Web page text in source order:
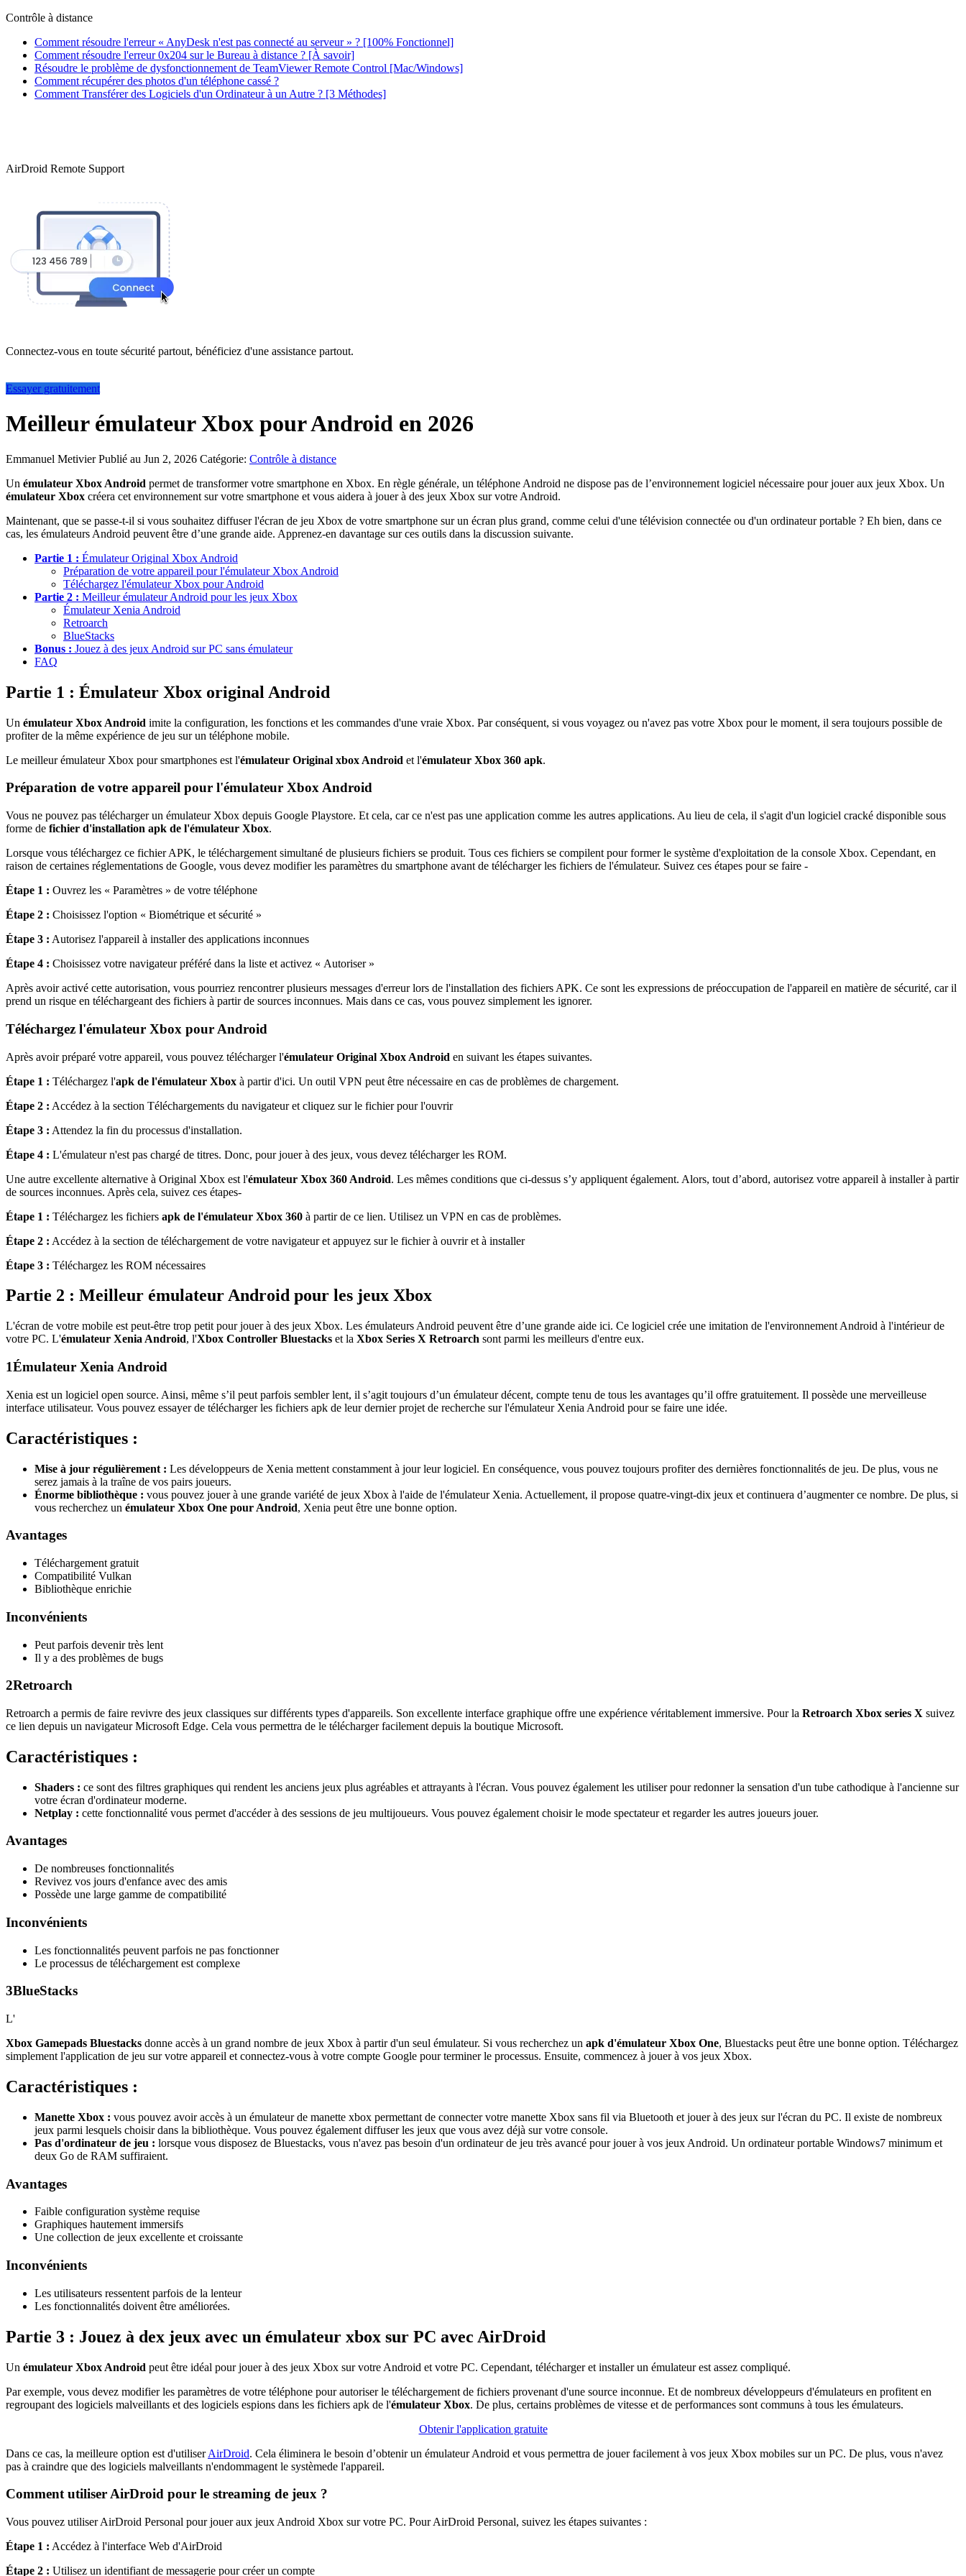
Contrôle à distance
Comment résoudre l'erreur « AnyDesk n'est pas connecté au serveur » ? [100% Fonctionnel]
Comment résoudre l'erreur 0x204 sur le Bureau à distance ? [À savoir]
Résoudre le problème de dysfonctionnement de TeamViewer Remote Control [Mac/Windows]
Comment récupérer des photos d'un téléphone cassé ?
Comment Transférer des Logiciels d'un Ordinateur à un Autre ? [3 Méthodes]
AirDroid Remote Support
Connectez-vous en toute sécurité partout, bénéficiez d'une assistance partout.
Essayer gratuitement
Meilleur émulateur Xbox pour Android en 2026
Emmanuel MetivierPublié au Jun 2, 2026 Catégorie: Contrôle à distance
Un émulateur Xbox Android permet de transformer votre smartphone en Xbox. En règle générale, un téléphone Android ne dispose pas de l’environnement logiciel nécessaire pour jouer aux jeux Xbox. Un
émulateur Xbox créera cet environnement sur votre smartphone et vous aidera à jouer à des jeux Xbox sur votre Android.
Maintenant, que se passe-t-il si vous souhaitez diffuser l'écran de jeu Xbox de votre smartphone sur un écran plus grand, comme celui d'une télévision connectée ou d'un ordinateur portable ? Eh bien, dans ce
cas, les émulateurs Android peuvent être d’une grande aide. Apprenez-en davantage sur ces outils dans la discussion suivante.
Partie 1 : Émulateur Original Xbox Android
Préparation de votre appareil pour l'émulateur Xbox Android
Téléchargez l'émulateur Xbox pour Android
Partie 2 : Meilleur émulateur Android pour les jeux Xbox
Émulateur Xenia Android
Retroarch
BlueStacks
Bonus : Jouez à des jeux Android sur PC sans émulateur
FAQ
Partie 1 : Émulateur Xbox original Android
Un émulateur Xbox Android imite la configuration, les fonctions et les commandes d'une vraie Xbox. Par conséquent, si vous voyagez ou n'avez pas votre Xbox pour le moment, il sera toujours possible de
profiter de la même expérience de jeu sur un téléphone mobile.
Le meilleur émulateur Xbox pour smartphones est l'émulateur Original xbox Android et l'émulateur Xbox 360 apk.
Préparation de votre appareil pour l'émulateur Xbox Android
Vous ne pouvez pas télécharger un émulateur Xbox depuis Google Playstore. Et cela, car ce n'est pas une application comme les autres applications. Au lieu de cela, il s'agit d'un logiciel cracké disponible sous
forme de fichier d'installation apk de l'émulateur Xbox.
Lorsque vous téléchargez ce fichier APK, le téléchargement simultané de plusieurs fichiers se produit. Tous ces fichiers se compilent pour former le système d'exploitation de la console Xbox. Cependant, en
raison de certaines réglementations de Google, vous devez modifier les paramètres du smartphone avant de télécharger les fichiers de l'émulateur. Suivez ces étapes pour se faire -
Étape 1 : Ouvrez les « Paramètres » de votre téléphone
Étape 2 : Choisissez l'option « Biométrique et sécurité »
Étape 3 : Autorisez l'appareil à installer des applications inconnues
Étape 4 : Choisissez votre navigateur préféré dans la liste et activez « Autoriser »
Après avoir activé cette autorisation, vous pourriez rencontrer plusieurs messages d'erreur lors de l'installation des fichiers APK. Ce sont les expressions de préoccupation de l'appareil en matière de sécurité, car il
prend un risque en téléchargeant des fichiers à partir de sources inconnues. Mais dans ce cas, vous pouvez simplement les ignorer.
Téléchargez l'émulateur Xbox pour Android
Après avoir préparé votre appareil, vous pouvez télécharger l'émulateur Original Xbox Android en suivant les étapes suivantes.
Étape 1 : Téléchargez l'apk de l'émulateur Xbox à partir d'ici. Un outil VPN peut être nécessaire en cas de problèmes de chargement.
Étape 2 : Accédez à la section Téléchargements du navigateur et cliquez sur le fichier pour l'ouvrir
Étape 3 : Attendez la fin du processus d'installation.
Étape 4 : L'émulateur n'est pas chargé de titres. Donc, pour jouer à des jeux, vous devez télécharger les ROM.
Une autre excellente alternative à Original Xbox est l'émulateur Xbox 360 Android. Les mêmes conditions que ci-dessus s’y appliquent également. Alors, tout d’abord, autorisez votre appareil à installer à partir
de sources inconnues. Après cela, suivez ces étapes-
Étape 1 : Téléchargez les fichiers apk de l'émulateur Xbox 360 à partir de ce lien. Utilisez un VPN en cas de problèmes.
Étape 2 : Accédez à la section de téléchargement de votre navigateur et appuyez sur le fichier à ouvrir et à installer
Étape 3 : Téléchargez les ROM nécessaires
Partie 2 : Meilleur émulateur Android pour les jeux Xbox
L'écran de votre mobile est peut-être trop petit pour jouer à des jeux Xbox. Les émulateurs Android peuvent être d’une grande aide ici. Ce logiciel crée une imitation de l'environnement Android à l'intérieur de
votre PC. L'émulateur Xenia Android, l'Xbox Controller Bluestacks et la Xbox Series X Retroarch sont parmi les meilleurs d'entre eux.
1Émulateur Xenia Android
Xenia est un logiciel open source. Ainsi, même s’il peut parfois sembler lent, il s’agit toujours d’un émulateur décent, compte tenu de tous les avantages qu’il offre gratuitement. Il possède une merveilleuse
interface utilisateur. Vous pouvez essayer de télécharger les fichiers apk de leur dernier projet de recherche sur l'émulateur Xenia Android pour se faire une idée.
Caractéristiques :
Mise à jour régulièrement : Les développeurs de Xenia mettent constamment à jour leur logiciel. En conséquence, vous pouvez toujours profiter des dernières fonctionnalités de jeu. De plus, vous ne
serez jamais à la traîne de vos pairs joueurs.
Énorme bibliothèque : vous pouvez jouer à une grande variété de jeux Xbox à l'aide de l'émulateur Xenia. Actuellement, il propose quatre-vingt-dix jeux et continuera d’augmenter ce nombre. De plus, si
vous recherchez un émulateur Xbox One pour Android, Xenia peut être une bonne option.
Avantages
Téléchargement gratuit
Compatibilité Vulkan
Bibliothèque enrichie
Inconvénients
Peut parfois devenir très lent
Il y a des problèmes de bugs
2Retroarch
Retroarch a permis de faire revivre des jeux classiques sur différents types d'appareils. Son excellente interface graphique offre une expérience véritablement immersive. Pour la Retroarch Xbox series X suivez
ce lien depuis un navigateur Microsoft Edge. Cela vous permettra de le télécharger facilement depuis la boutique Microsoft.
Caractéristiques :
Shaders : ce sont des filtres graphiques qui rendent les anciens jeux plus agréables et attrayants à l'écran. Vous pouvez également les utiliser pour redonner la sensation d'un tube cathodique à l'ancienne sur
votre écran d'ordinateur moderne.
Netplay : cette fonctionnalité vous permet d'accéder à des sessions de jeu multijoueurs. Vous pouvez également choisir le mode spectateur et regarder les autres joueurs jouer.
Avantages
De nombreuses fonctionnalités
Revivez vos jours d'enfance avec des amis
Possède une large gamme de compatibilité
Inconvénients
Les fonctionnalités peuvent parfois ne pas fonctionner
Le processus de téléchargement est complexe
3BlueStacks
L'
Xbox Gamepads Bluestacks donne accès à un grand nombre de jeux Xbox à partir d'un seul émulateur. Si vous recherchez un apk d'émulateur Xbox One, Bluestacks peut être une bonne option. Téléchargez
simplement l'application de jeu sur votre appareil et connectez-vous à votre compte Google pour terminer le processus. Ensuite, commencez à jouer à vos jeux Xbox.
Caractéristiques :
Manette Xbox : vous pouvez avoir accès à un émulateur de manette xbox permettant de connecter votre manette Xbox sans fil via Bluetooth et jouer à des jeux sur l'écran du PC. Il existe de nombreux
jeux parmi lesquels choisir dans la bibliothèque. Vous pouvez également diffuser les jeux que vous avez déjà sur votre console.
Pas d'ordinateur de jeu : lorsque vous disposez de Bluestacks, vous n'avez pas besoin d'un ordinateur de jeu très avancé pour jouer à vos jeux Android. Un ordinateur portable Windows7 minimum et
deux Go de RAM suffiraient.
Avantages
Faible configuration système requise
Graphiques hautement immersifs
Une collection de jeux excellente et croissante
Inconvénients
Les utilisateurs ressentent parfois de la lenteur
Les fonctionnalités doivent être améliorées.
Partie 3 : Jouez à dex jeux avec un émulateur xbox sur PC avec AirDroid
Un émulateur Xbox Android peut être idéal pour jouer à des jeux Xbox sur votre Android et votre PC. Cependant, télécharger et installer un émulateur est assez compliqué.
Par exemple, vous devez modifier les paramètres de votre téléphone pour autoriser le téléchargement de fichiers provenant d'une source inconnue. Et de nombreux développeurs d'émulateurs en profitent en
regroupant des logiciels malveillants et des logiciels espions dans les fichiers apk de l'émulateur Xbox. De plus, certains problèmes de vitesse et de performances sont communs à tous les émulateurs.
Obtenir l'application gratuite
Dans ce cas, la meilleure option est d'utiliserAirDroid. Cela éliminera le besoin d’obtenir un émulateur Android et vous permettra de jouer facilement à vos jeux Xbox mobiles sur un PC. De plus, vous n'avez
pas à craindre que des logiciels malveillants n'endommagent le systèmede l'appareil.
Comment utiliser AirDroid pour le streaming de jeux ?
Vous pouvez utiliser AirDroid Personal pour jouer aux jeux Android Xbox sur votre PC. Pour AirDroid Personal, suivez les étapes suivantes :
Étape 1 : Accédez à l'interface Web d'AirDroid
Étape 2 : Utilisez un identifiant de messagerie pour créer un compte